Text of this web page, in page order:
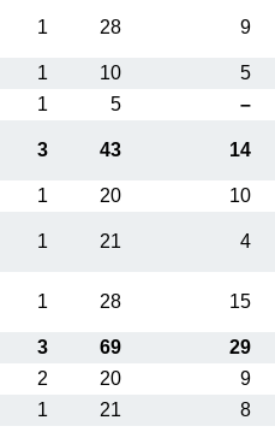
1 28 9
1 10
5
1 5
–
3 43 14
1 20
10
1 21 4
1 28 15
3 69
29
2 20
9
1 21
8